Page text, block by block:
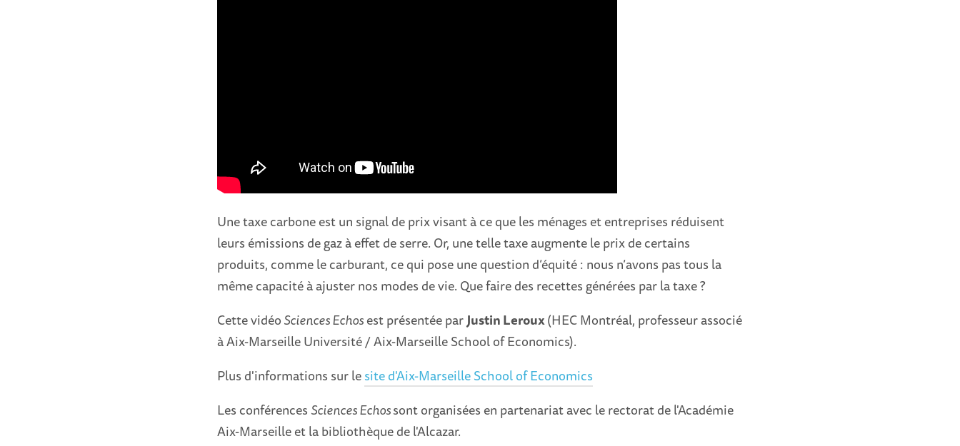
Une taxe carbone est un signal de prix visant à ce que les ménages et entreprises réduisent
leurs émissions de gaz à effet de serre. Or, une telle taxe augmente le prix de certains
produits, comme le carburant, ce qui pose une question d’équité : nous n’avons pas tous la
même capacité à ajuster nos modes de vie. Que faire des recettes générées par la taxe ?
Cette vidéoSciences Echosest présentée parJustin Leroux(HEC Montréal, professeur associé
à Aix-Marseille Université / Aix-Marseille School of Economics).
Plus d'informations sur lesite d'Aix-Marseille School of Economics
Les conférences Sciences Echossont organisées en partenariat avec le rectorat de l'Académie
Aix-Marseille et la bibliothèque de l'Alcazar.